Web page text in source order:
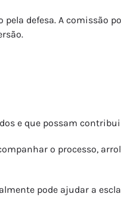
defesa. A comissão
e que possam
o processo,
pode ajudar a